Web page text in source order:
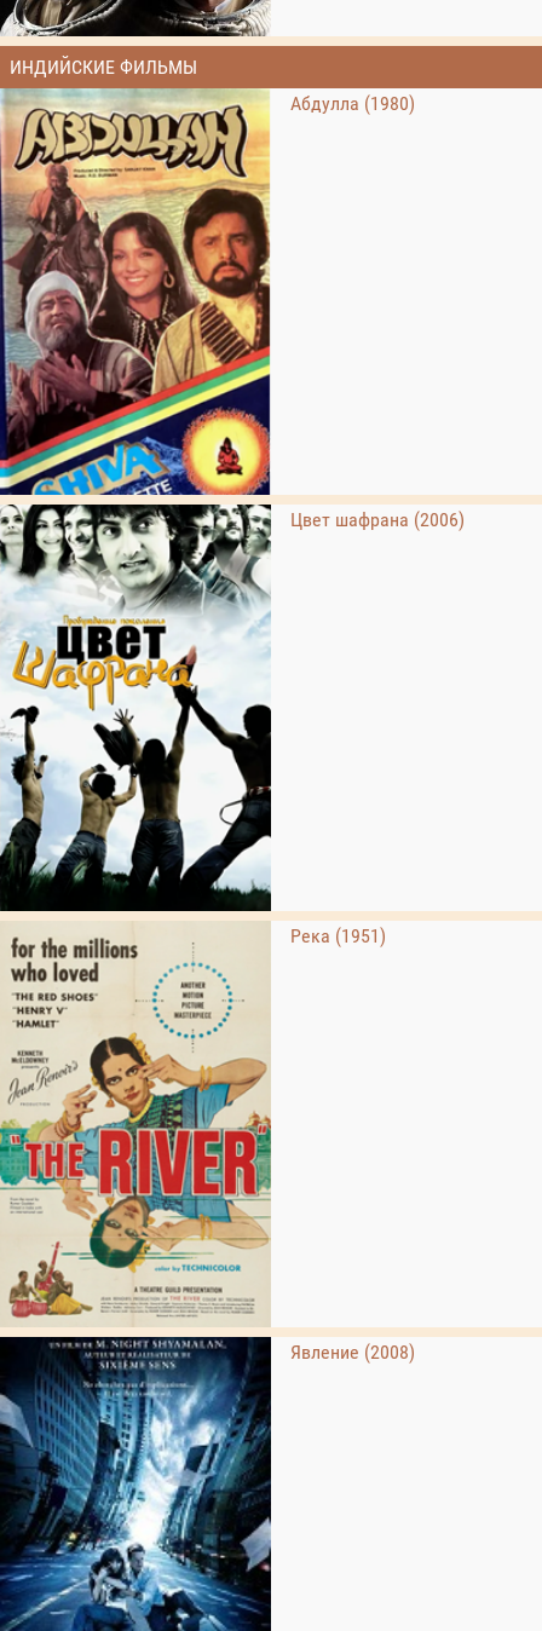
ИНДИЙСКИЕ ФИЛЬМЫ
Абдулла (1980)
Цвет шафрана (2006)
Река (1951)
Явление (2008)